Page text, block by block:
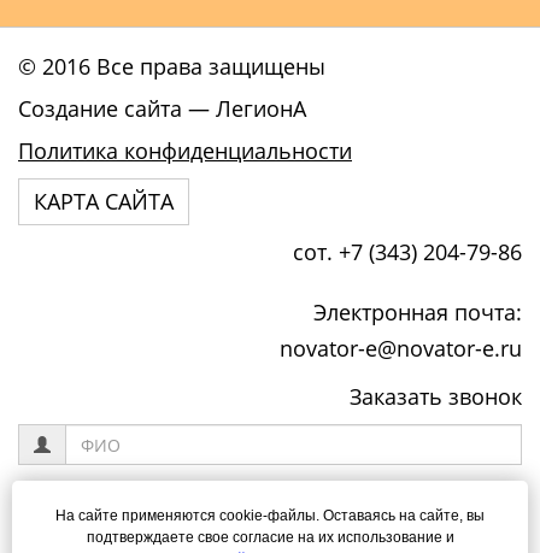
© 2016 Все права защищены
Создание сайта — ЛегионА
Политика конфиденциальности
КАРТА САЙТА
сот. +7 (343) 204-79-86
Электронная почта:
novator-e@novator-e.ru
Заказать звонок
На сайте применяются cookie-файлы. Оставаясь на сайте, вы
подтверждаете свое согласие на их использование и